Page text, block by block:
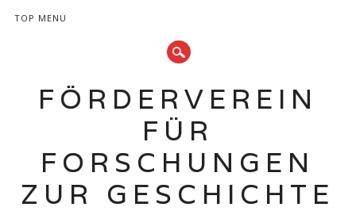
TOP MENU
FÖRDERVEREIN
FÜR
FORSCHUNGEN
ZUR GESCHICHTE